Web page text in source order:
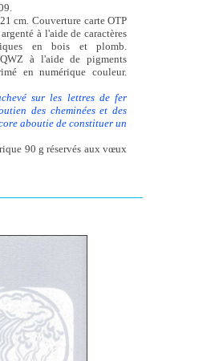
cm. Couverture carte OTP
à l'aide de caractères
en bois et plomb.
à l'aide de pigments
en numérique couleur.
sur les lettres de fer
des cheminées et des
aboutie de constituer un
90 g réservés aux vœux